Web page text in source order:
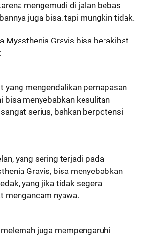
mengemudi di jalan bebas
juga bisa, tapi mungkin tidak.
Myasthenia Gravis bisa berakibat
yang mengendalikan pernapasan
bisa menyebabkan kesulitan
serius, bahkan berpotensi
yang sering terjadi pada
Gravis, bisa menyebabkan
yang jika tidak segera
mengancam nyawa.
juga mempengaruhi